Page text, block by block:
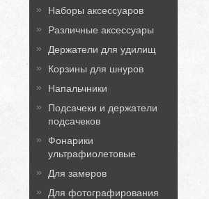
Наборы аксессуаров
Различные аксессуары
Держатели для удилищ
Корзины для шнуров
Напальчники
Подсачеки и держатели
подсачеков
Фонарики
ультрафиолетовые
Для замеров
Для фотографирования